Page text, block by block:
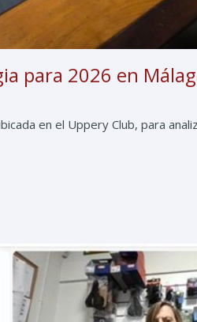
para 2026 en
en el Uppery Club, para